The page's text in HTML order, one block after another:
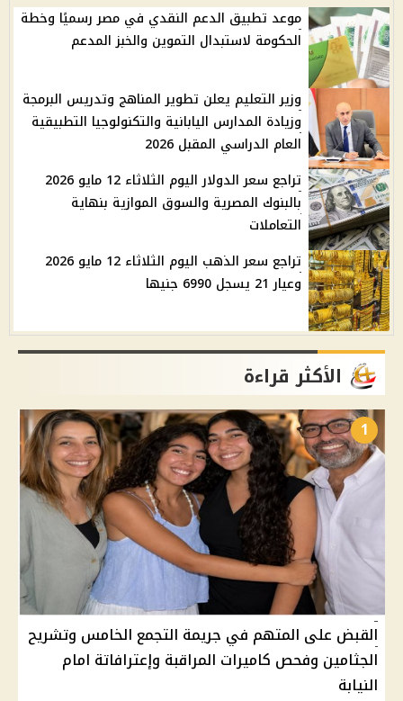
موعد تطبيق الدعم النقدي في مصر رسميًا وخطة
الحكومة لاستبدال التموين والخبز المدعم
وزير التعليم يعلن تطوير المناهج وتدريس البرمجة
وزيادة المدارس اليابانية والتكنولوجيا التطبيقية
العام الدراسي المقبل 2026
تراجع سعر الدولار اليوم الثلاثاء 12 مايو 2026
بالبنوك المصرية والسوق الموازية بنهاية
التعاملات
تراجع سعر الذهب اليوم الثلاثاء 12 مايو 2026
وعيار 21 يسجل 6990 جنيها
الأكثر قراءة
1
القبض على المتهم في جريمة التجمع الخامس وتشريح
الجثامين وفحص كاميرات المراقبة وإعترافاتة امام
النيابة